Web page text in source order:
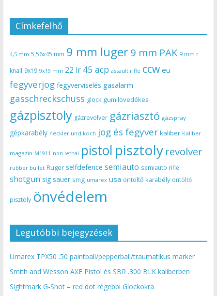
Címkefelhő
4,5 mm 5,56x45 mm 9 mm luger9 mm PAK 9 mm r
knall 9x19 9x19 mm 22 lr 45 acp assault rifle ccw eu
fegyverjog fegyverviselés gasalarm
gasschreckschuss glock gumilövedékes
gázpisztoly gázrevolver gázriasztó gázspray
gépkarabély heckler und koch jog és fegyver kaliber Kaliber
magazin M1911 non lethal pistol pisztoly revolver
rubber bullet Ruger selfdefence semiauto semiauto rifle
shotgun sig sauer smg umarex usa öntöltő karabély öntöltő
pisztoly önvédelem
Legutóbbi bejegyzések
Umarex TPX50 .50 paintball/pepperball/traumatikus marker
Smith and Wesson AXE Pistol és SBR .300 BLK kaliberben
Sightmark G-Shot – red dot régebbi Glockokra